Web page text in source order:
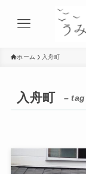
ホーム 入舟町
入舟町 –